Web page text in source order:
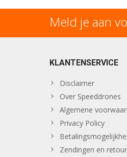
Meld je aan
KLANTENSERVICE
Disclaimer
Over Speeddrones
Algemene
Privacy Policy
Zendingen en